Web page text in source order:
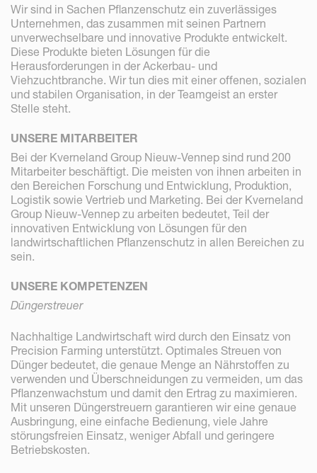
Wir sind in Sachen Pflanzenschutz ein zuverlässiges
Unternehmen, das zusammen mit seinen Partnern
unverwechselbare und innovative Produkte entwickelt.
Diese Produkte bieten Lösungen für die
Herausforderungen in der Ackerbau- und
Viehzuchtbranche. Wir tun dies mit einer offenen, sozialen
und stabilen Organisation, in der Teamgeist an erster
Stelle steht.
UNSERE MITARBEITER
Bei der Kverneland Group Nieuw-Vennep sind rund 200
Mitarbeiter beschäftigt. Die meisten von ihnen arbeiten in
den Bereichen Forschung und Entwicklung, Produktion,
Logistik sowie Vertrieb und Marketing. Bei der Kverneland
Group Nieuw-Vennep zu arbeiten bedeutet, Teil der
innovativen Entwicklung von Lösungen für den
landwirtschaftlichen Pflanzenschutz in allen Bereichen zu
sein.
UNSERE KOMPETENZEN
Düngerstreuer
Nachhaltige Landwirtschaft wird durch den Einsatz von
Precision Farming unterstützt. Optimales Streuen von
Dünger bedeutet, die genaue Menge an Nährstoffen zu
verwenden und Überschneidungen zu vermeiden, um das
Pflanzenwachstum und damit den Ertrag zu maximieren.
Mit unseren Düngerstreuern garantieren wir eine genaue
Ausbringung, eine einfache Bedienung, viele Jahre
störungsfreien Einsatz, weniger Abfall und geringere
Betriebskosten.